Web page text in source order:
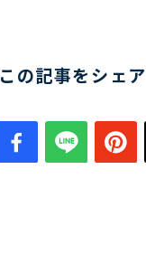
この記事をシェ